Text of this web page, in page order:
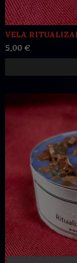
VELA
5,00 €